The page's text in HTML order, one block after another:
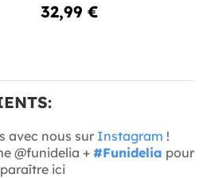
32,99 €
avec nous sur Instagram !
@funidelia + #Funidelia pour
ici